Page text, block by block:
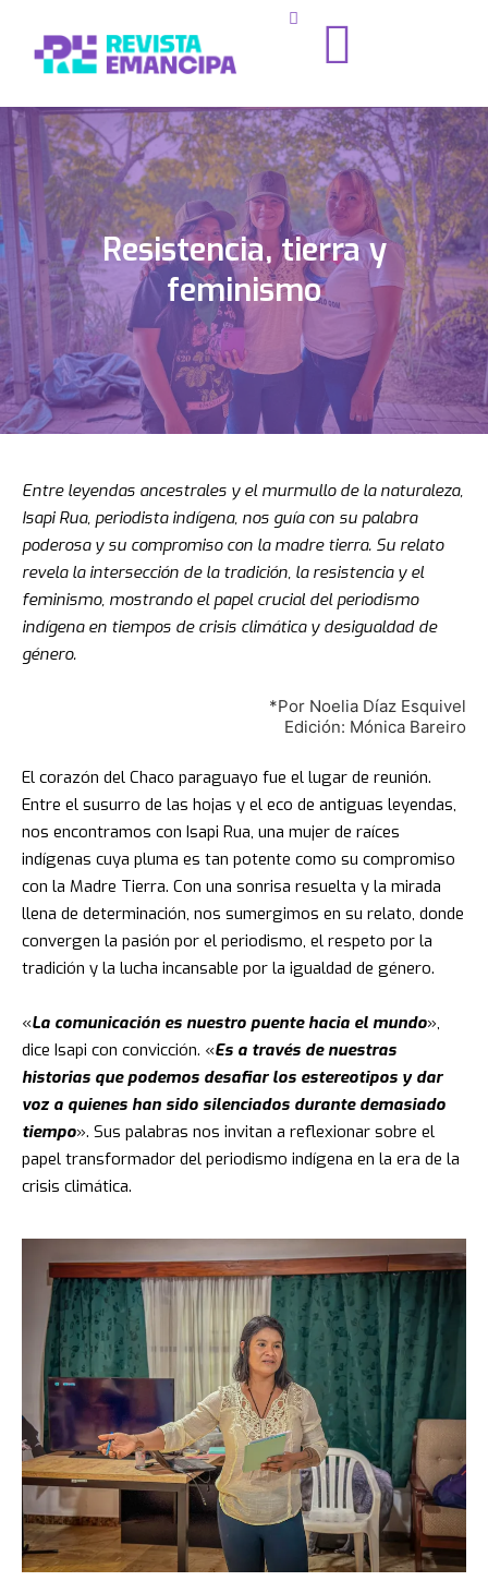
Resistencia, tierra y
feminismo
Entre leyendas ancestrales y el murmullo de la naturaleza,
Isapi Rua, periodista indígena, nos guía con su palabra
poderosa y su compromiso con la madre tierra. Su relato
revela la intersección de la tradición, la resistencia y el
feminismo, mostrando el papel crucial del periodismo
indígena en tiempos de crisis climática y desigualdad de
género.
*Por Noelia Díaz Esquivel
Edición: Mónica Bareiro
El corazón del Chaco paraguayo fue el lugar de reunión.
Entre el susurro de las hojas y el eco de antiguas leyendas,
nos encontramos con Isapi Rua, una mujer de raíces
indígenas cuya pluma es tan potente como su compromiso
con la Madre Tierra. Con una sonrisa resuelta y la mirada
llena de determinación, nos sumergimos en su relato, donde
convergen la pasión por el periodismo, el respeto por la
tradición y la lucha incansable por la igualdad de género.
«La comunicación es nuestro puente hacia el mundo»,
dice Isapi con convicción. «Es a través de nuestras
historias que podemos desafiar los estereotipos y dar
voz a quienes han sido silenciados durante demasiado
tiempo». Sus palabras nos invitan a reflexionar sobre el
papel transformador del periodismo indígena en la era de la
crisis climática.